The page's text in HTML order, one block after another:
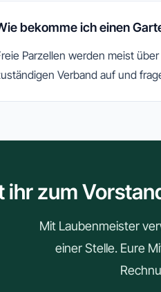
bekomme ich einen
Parzellen werden meist
Verband auf und
ihr zum
Mit Laubenmeister
einer Stelle. Eure